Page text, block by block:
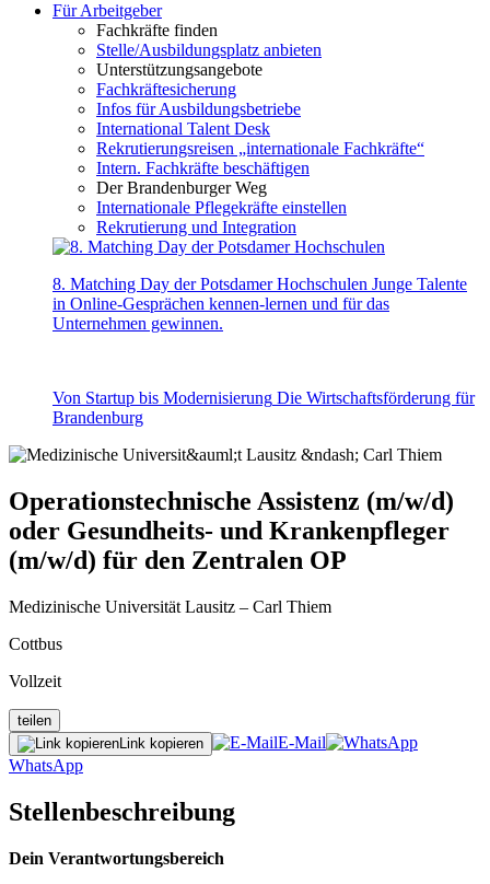
Für Arbeitgeber
Fachkräfte finden
Stelle/Ausbildungsplatz anbieten
Unterstützungsangebote
Fachkräftesicherung
Infos für Ausbildungsbetriebe
International Talent Desk
Rekrutierungsreisen „internationale Fachkräfte“
Intern. Fachkräfte beschäftigen
Der Brandenburger Weg
Internationale Pflegekräfte einstellen
Rekrutierung und Integration
8. Matching Day der Potsdamer Hochschulen Junge Talente
in Online-Gesprächen kennen-lernen und für das
Unternehmen gewinnen.
Von Startup bis Modernisierung Die Wirtschaftsförderung für
Brandenburg
Operationstechnische Assistenz (m/w/d)
oder Gesundheits- und Krankenpfleger
(m/w/d) für den Zentralen OP
Medizinische Universität Lausitz – Carl Thiem
Cottbus
Vollzeit
teilen
Link kopieren
E-Mail
WhatsApp
Stellenbeschreibung
Dein Verantwortungsbereich